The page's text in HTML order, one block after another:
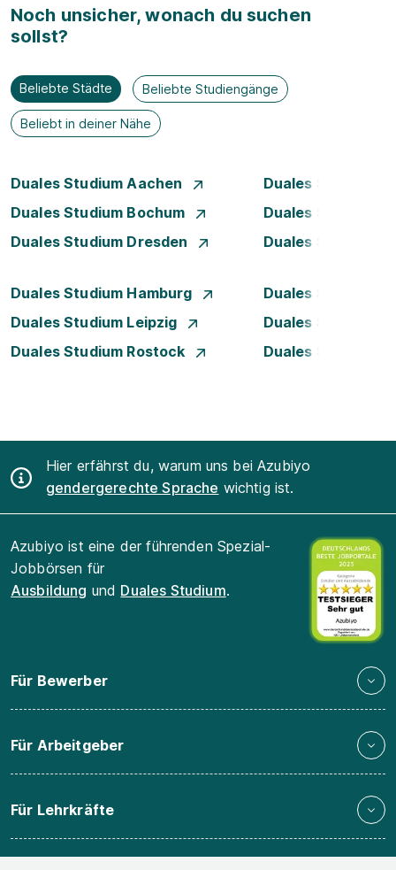
Noch unsicher, wonach du suchen
sollst?
Beliebte Städte Beliebte Studiengänge
Beliebt in deiner Nähe
Duales Studium Aachen
Duales Studium
Duales Studium Bochum
Duales Studium
Duales Studium Dresden
Duales Studium
Duales Studium Hamburg
Duales Studium
Duales Studium Leipzig
Duales Studium
Duales Studium Rostock
Duales Studium
Hier erfährst du, warum uns bei Azubiyo
gendergerechte Sprache wichtig ist.
Azubiyo ist eine der führenden Spezial-
Jobbörsen für
Ausbildung und Duales Studium.
Für Bewerber
Für Arbeitgeber
Für Lehrkräfte